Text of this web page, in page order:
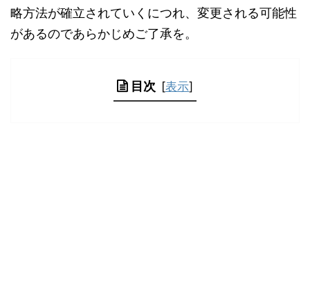
略方法が確立されていくにつれ、変更される可能性
があるのであらかじめご了承を。
目次 [表示]